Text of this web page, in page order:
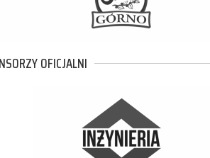
OFICJALNI